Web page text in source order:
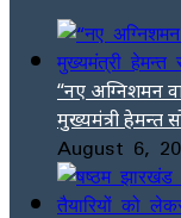
“नए अग्निशमन
मुख्यमंत्री हेमन्त
August 6,